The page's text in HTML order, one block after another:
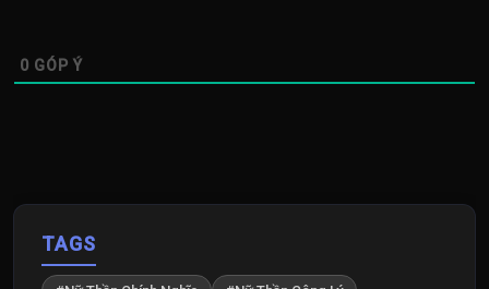
0 GÓP Ý
TAGS